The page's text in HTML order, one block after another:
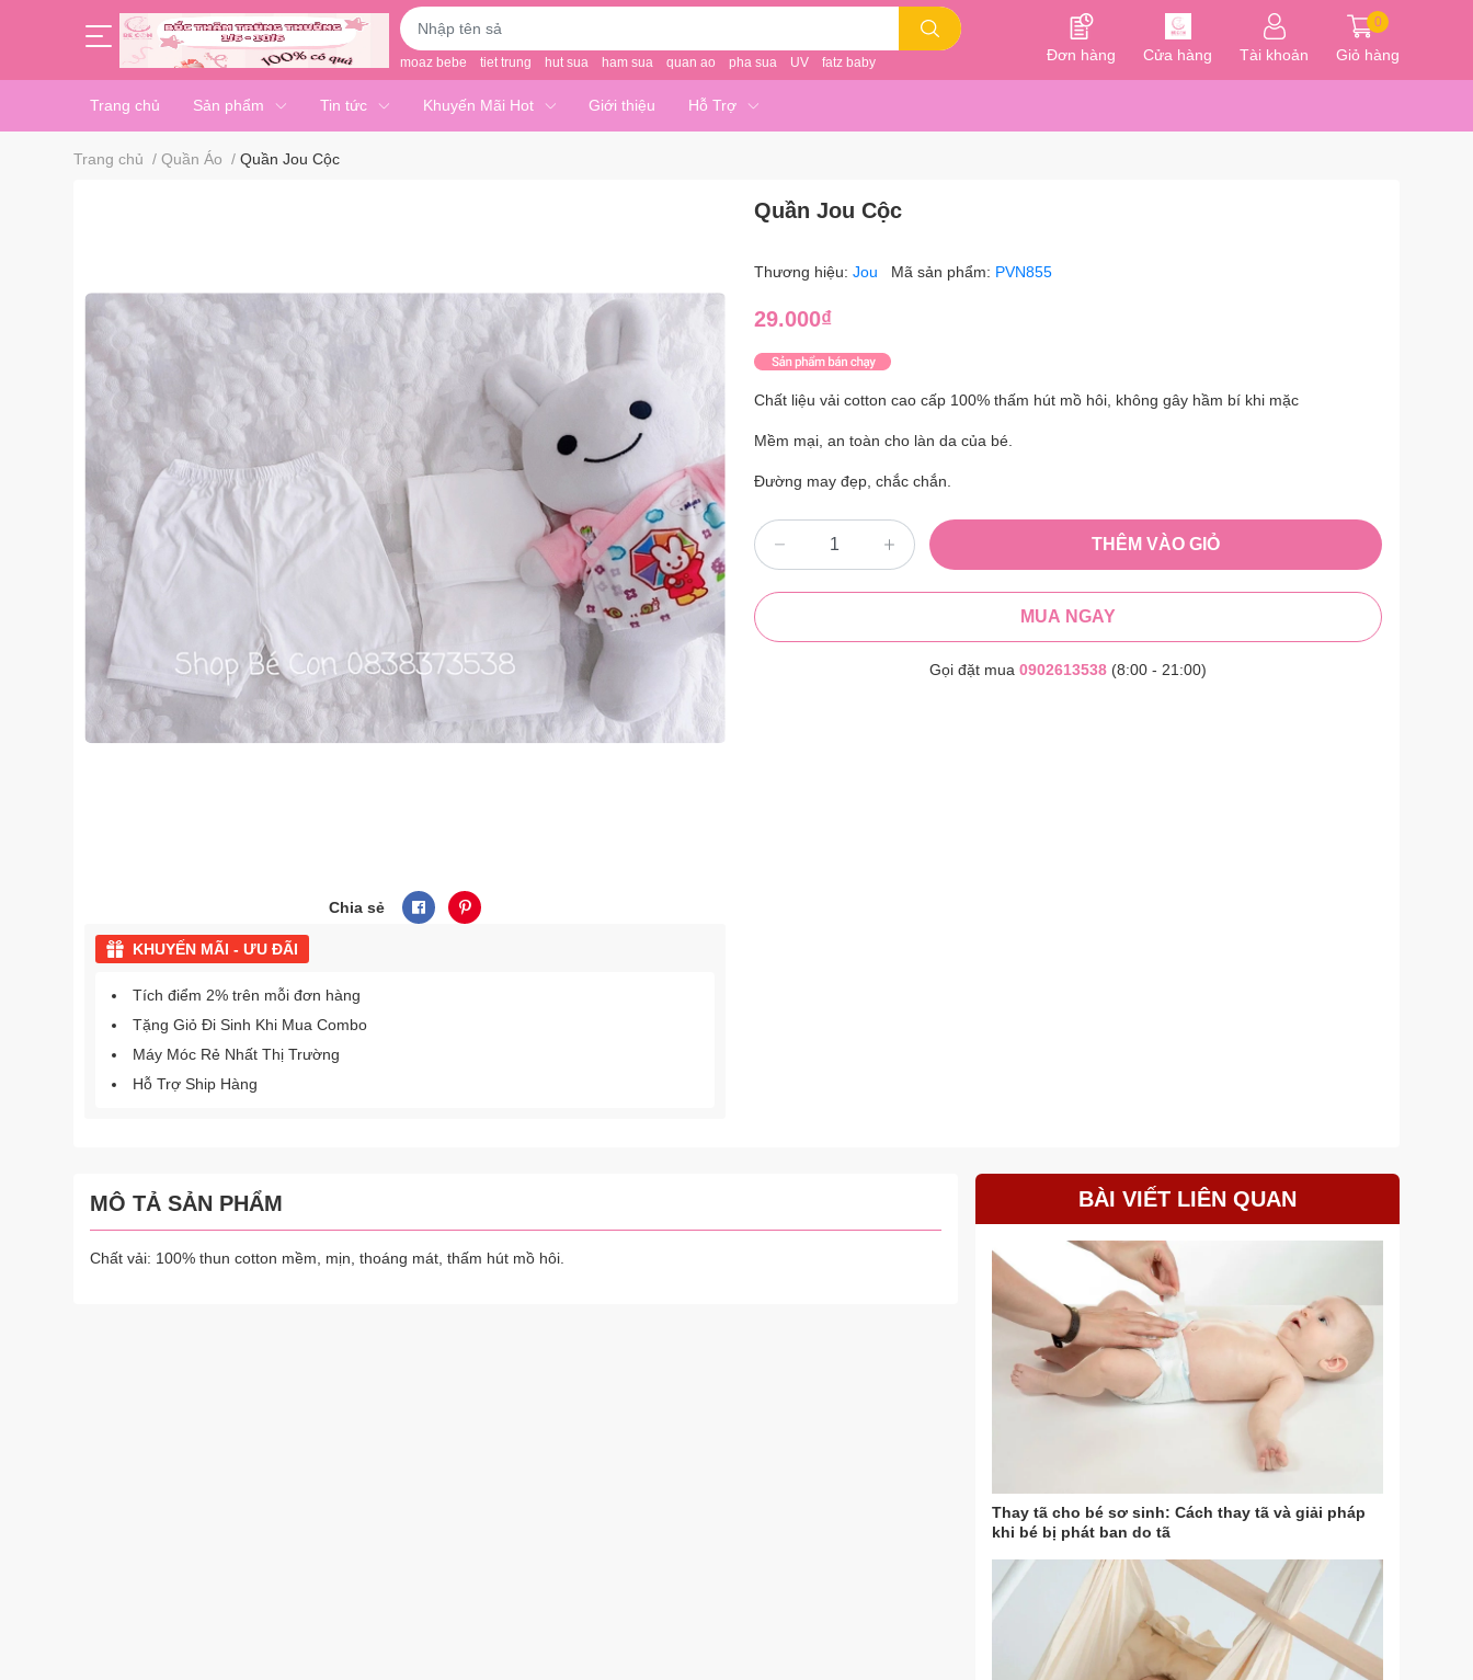
moaz bebe tiet trung hut sua ham sua quan ao pha sua UV fatz baby Đơn hàng Cửa hàng Tài khoản
0
Giỏ hàng
Trang chủ Sản phẩm Tin tức Khuyến Mãi Hot Giới thiệu Hỗ Trợ
Trang chủ / Quần Áo / Quần Jou Cộc
Chia sẻ
KHUYẾN MÃI - ƯU ĐÃI
Tích điểm 2% trên mỗi đơn hàng
Tặng Giỏ Đi Sinh Khi Mua Combo
Máy Móc Rẻ Nhất Thị Trường
Hỗ Trợ Ship Hàng
Quần Jou Cộc
Thương hiệu: Jou Mã sản phẩm: PVN855
29.000₫
Chất liệu vải cotton cao cấp 100% thấm hút mồ hôi, không gây hầm bí khi mặc
Mềm mại, an toàn cho làn da của bé.
Đường may đẹp, chắc chắn.
THÊM VÀO GIỎ
MUA NGAY
Gọi đặt mua 0902613538 (8:00 - 21:00)
MÔ TẢ SẢN PHẨM
Chất vải: 100% thun cotton mềm, mịn, thoáng mát, thấm hút mồ hôi.
BÀI VIẾT LIÊN QUAN
Thay tã cho bé sơ sinh: Cách thay tã và giải pháp
khi bé bị phát ban do tã